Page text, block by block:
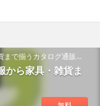
アプリ「ニッセン-オシャレな洋服から家具・雑貨まで揃うカタログ通販」の魅力を紹介！
から家具・雑貨ま